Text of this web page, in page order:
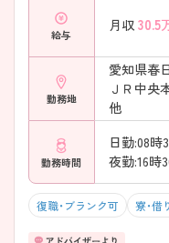
の療養段階を意識した看護
ます → 現場での判断力・対
――――――――――――――― ■
す ―――――――――――――――
きる法人です。 ・病院、在
活まで見据えた連携が可能
しています → 「地域に根ざ
給与
月収 30.5
勤務地
愛知県春
ＪＲ中央
他
勤務時間
日勤:08時
夜勤:16時
復職・ブランク可 寮・借